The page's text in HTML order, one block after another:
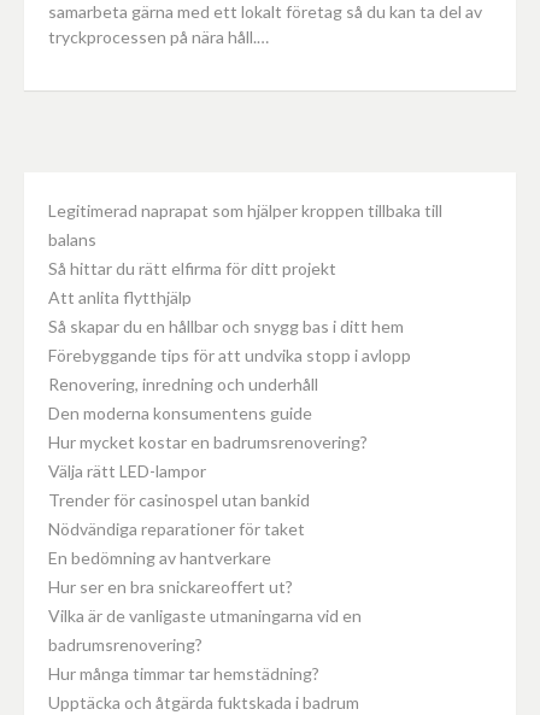
samarbeta gärna med ett lokalt företag så du kan ta del av
tryckprocessen på nära håll.…
Legitimerad naprapat som hjälper kroppen tillbaka till
balans
Så hittar du rätt elfirma för ditt projekt
Att anlita flytthjälp
Så skapar du en hållbar och snygg bas i ditt hem
Förebyggande tips för att undvika stopp i avlopp
Renovering, inredning och underhåll
Den moderna konsumentens guide
Hur mycket kostar en badrumsrenovering?
Välja rätt LED-lampor
Trender för casinospel utan bankid
Nödvändiga reparationer för taket
En bedömning av hantverkare
Hur ser en bra snickareoffert ut?
Vilka är de vanligaste utmaningarna vid en
badrumsrenovering?
Hur många timmar tar hemstädning?
Upptäcka och åtgärda fuktskada i badrum